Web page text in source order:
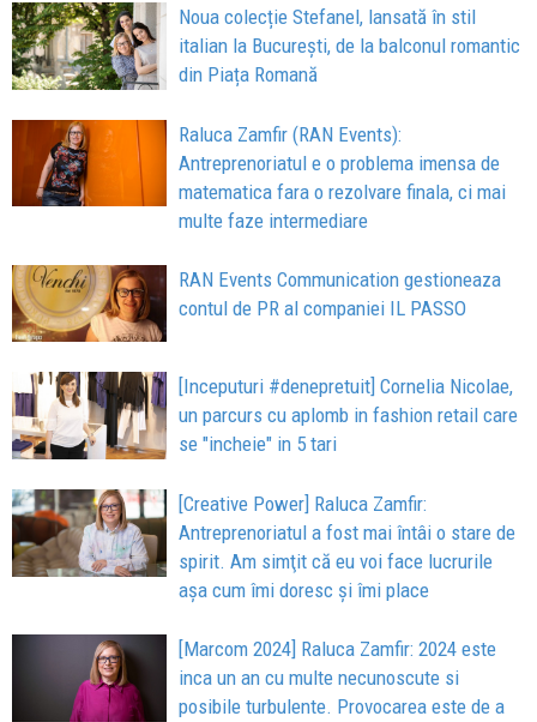
Noua colecție Stefanel, lansată în stil
italian la București, de la balconul romantic
din Piața Romană
Raluca Zamfir (RAN Events):
Antreprenoriatul e o problema imensa de
matematica fara o rezolvare finala, ci mai
multe faze intermediare
RAN Events Communication gestioneaza
contul de PR al companiei IL PASSO
[Inceputuri #denepretuit] Cornelia Nicolae,
un parcurs cu aplomb in fashion retail care
se "incheie" in 5 tari
[Creative Power] Raluca Zamfir:
Antreprenoriatul a fost mai întâi o stare de
spirit. Am simţit că eu voi face lucrurile
aşa cum îmi doresc şi îmi place
[Marcom 2024] Raluca Zamfir: 2024 este
inca un an cu multe necunoscute si
posibile turbulente. Provocarea este de a